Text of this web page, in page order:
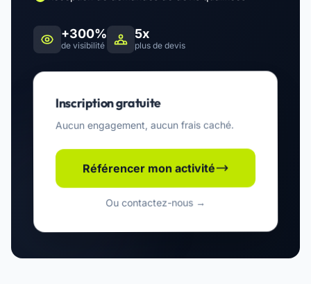
+300%
de visibilité
5x
plus de devis
Inscription gratuite
Aucun engagement, aucun frais caché.
Référencer mon activité
Ou contactez-nous →